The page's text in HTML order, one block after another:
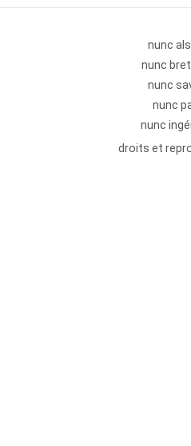
nunc
nunc
nunc
nunc
nunc
droits et